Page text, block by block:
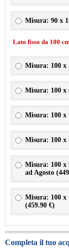
Misura: 90 x
Lato fisso da 100 cm
Misura: 100 x
Misura: 100 x
Misura: 100 x
Misura: 100 x
Misura: 100 x
ad Agosto (
Misura: 100 x
(459.90 €)
Completa il tuo